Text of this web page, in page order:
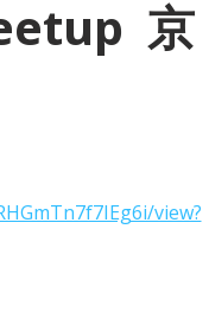
京
view?